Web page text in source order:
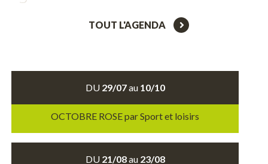
TOUT L'AGENDA
DU 29/07au 10/10
OCTOBRE ROSE par Sport et loisirs
DU 21/08au 23/08